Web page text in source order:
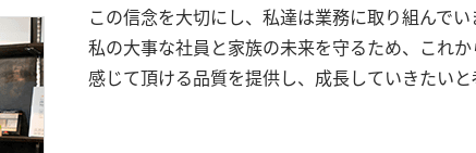
この信念を大切にし、私達は業務に取り組んでい
私の大事な社員と家族の未来を守るため、これ
感じて頂ける品質を提供し、成長していきたいと